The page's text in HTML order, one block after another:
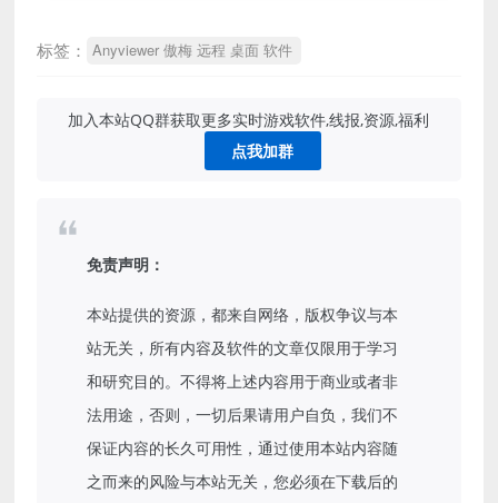
标签： Anyviewer 傲梅 远程 桌面 软件
加入本站QQ群获取更多实时游戏软件,线报,资源,福利
点我加群
免责声明：
本站提供的资源，都来自网络，版权争议与本
站无关，所有内容及软件的文章仅限用于学习
和研究目的。不得将上述内容用于商业或者非
法用途，否则，一切后果请用户自负，我们不
保证内容的长久可用性，通过使用本站内容随
之而来的风险与本站无关，您必须在下载后的